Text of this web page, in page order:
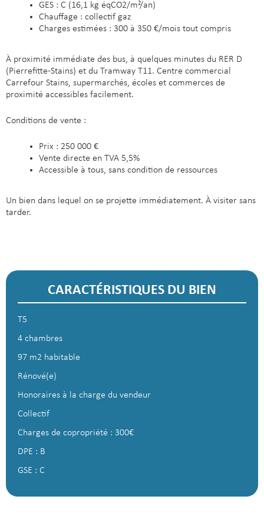
GES : C (16,1 kg éqCO2/m²/an)
Chauffage : collectif gaz
Charges estimées : 300 à 350 €/mois tout compris
À proximité immédiate des bus, à quelques minutes du RER D
(Pierrefitte-Stains) et du Tramway T11. Centre commercial
Carrefour Stains, supermarchés, écoles et commerces de
proximité accessibles facilement.
Conditions de vente :
Prix : 250 000 €
Vente directe en TVA 5,5%
Accessible à tous, sans condition de ressources
Un bien dans lequel on se projette immédiatement. À visiter sans
tarder.
CARACTÉRISTIQUES DU BIEN
T5
4 chambres
97 m2 habitable
Rénové(e)
Honoraires à la charge du vendeur
Collectif
Charges de copropriété : 300€
DPE : B
GSE : C